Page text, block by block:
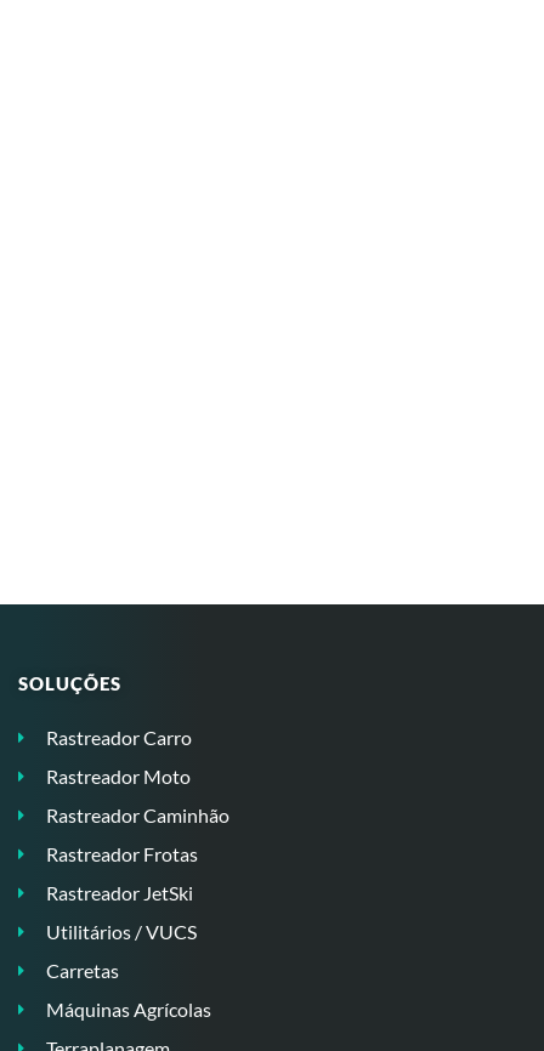
SOLUÇÕES
Rastreador Carro
Rastreador Moto
Rastreador Caminhão
Rastreador Frotas
Rastreador JetSki
Utilitários / VUCS
Carretas
Máquinas Agrícolas